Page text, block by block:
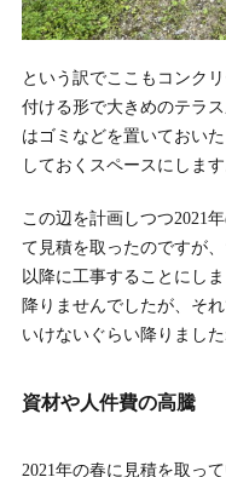
という訳でここもコンク
付ける形で大きめのテラ
はゴミなどを置いておい
しておくスペースにします
この辺を計画しつつ2021
て見積を取ったのですが
以降に工事することにし
降りませんでしたが、そ
いけないぐらい降りました
資材や人件費の高騰
2021年の春に見積を取っ